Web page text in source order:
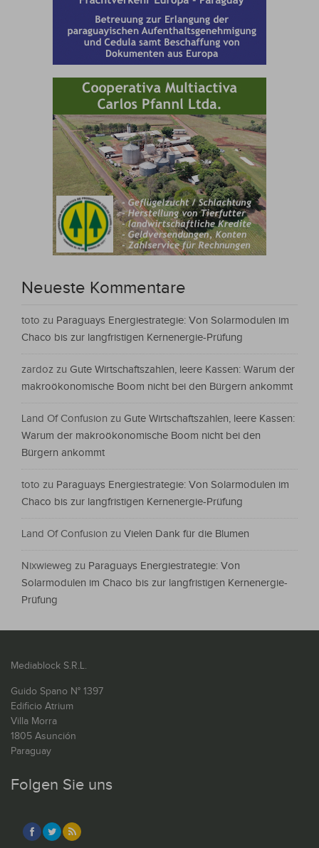
Neueste Kommentare
toto zu Paraguays Energiestrategie: Von Solarmodulen im
Chaco bis zur langfristigen Kernenergie-Prüfung
zardoz zu Gute Wirtschaftszahlen, leere Kassen: Warum der
makroökonomische Boom nicht bei den Bürgern ankommt
Land Of Confusion zu Gute Wirtschaftszahlen, leere Kassen:
Warum der makroökonomische Boom nicht bei den
Bürgern ankommt
toto zu Paraguays Energiestrategie: Von Solarmodulen im
Chaco bis zur langfristigen Kernenergie-Prüfung
Land Of Confusion zu Vielen Dank für die Blumen
Nixwieweg zu Paraguays Energiestrategie: Von
Solarmodulen im Chaco bis zur langfristigen Kernenergie-
Prüfung
Mediablock S.R.L.
Guido Spano N° 1397
Edificio Atrium
Villa Morra
1805 Asunción
Paraguay
Folgen Sie uns